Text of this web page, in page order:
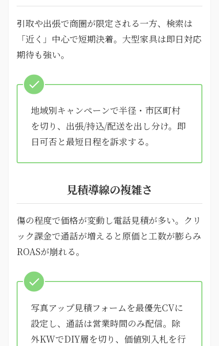
引取や出張で商圏が限定される一方、検索は
「近く」中心で短期決着。大型家具は即日対応
期待も強い。
地域別キャンペーンで半径・市区町村
を切り、出張/持込/配送を出し分け。即
日可否と最短日程を訴求する。
見積導線の複雑さ
傷の程度で価格が変動し電話見積が多い。クリ
ック課金で通話が増えると原価と工数が膨らみ
ROASが崩れる。
写真アップ見積フォームを最優先CVに
設定し、通話は営業時間のみ配信。除
外KWでDIY層を切り、価値別入札を行